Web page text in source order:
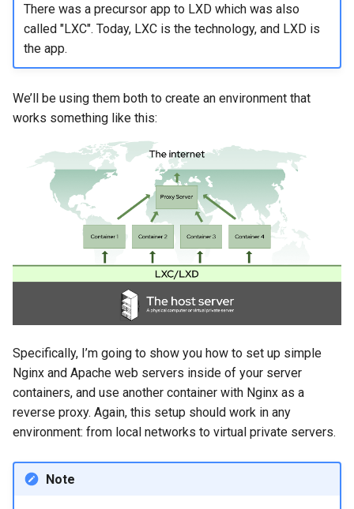
Conclusion
There was a precursor app to LXD which was also
called "LXC". Today, LXC is the technology, and LXD is
the app.
We’ll be using them both to create an environment that
works something like this:
Specifically, I’m going to show you how to set up simple
Nginx and Apache web servers inside of your server
containers, and use another container with Nginx as a
reverse proxy. Again, this setup should work in any
environment: from local networks to virtual private servers.
Note